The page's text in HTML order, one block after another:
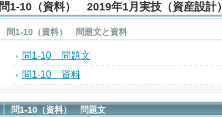
問1-10（資料） 2019年1月実技（資産設計）
問1-10（資料） 問題文と資料
問1-10 問題文
問1-10 資料
問1-10（資料） 問題文